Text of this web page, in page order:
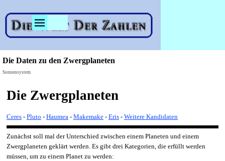
Menü überspringen
Die Daten zu den Zwergplaneten
Sonnensystem
Die Zwergplaneten
Ceres - Pluto - Haumea - Makemake - Eris - Weitere Kandidaten
Zunächst soll mal der Unterschied zwischen einem Planeten und einem
Zwergplaneten geklärt werden. Es gibt drei Kategorien, die erfüllt werden
müssen, um zu einem Planet zu werden: